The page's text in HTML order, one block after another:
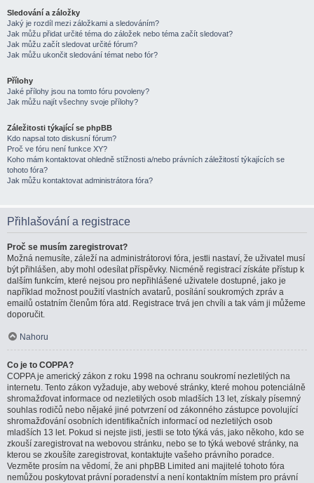
Sledování a záložky
Jaký je rozdíl mezi záložkami a sledováním?
Jak můžu přidat určité téma do záložek nebo téma začít sledovat?
Jak můžu začít sledovat určité fórum?
Jak můžu ukončit sledování témat nebo fór?
Přílohy
Jaké přílohy jsou na tomto fóru povoleny?
Jak můžu najít všechny svoje přílohy?
Záležitosti týkající se phpBB
Kdo napsal toto diskusní fórum?
Proč ve fóru není funkce XY?
Koho mám kontaktovat ohledně stížnosti a/nebo právních záležitostí týkajících se
tohoto fóra?
Jak můžu kontaktovat administrátora fóra?
Přihlašování a registrace
Proč se musím zaregistrovat?
Možná nemusíte, záleží na administrátorovi fóra, jestli nastaví, že uživatel musí
být přihlášen, aby mohl odesílat příspěvky. Nicméně registrací získáte přístup k
dalším funkcím, které nejsou pro nepřihlášené uživatele dostupné, jako je
například možnost použití vlastních avatarů, posílání soukromých zpráv a
emailů ostatním členům fóra atd. Registrace trvá jen chvíli a tak vám ji můžeme
doporučit.
Nahoru
Co je to COPPA?
COPPA je americký zákon z roku 1998 na ochranu soukromí nezletilých na
internetu. Tento zákon vyžaduje, aby webové stránky, které mohou potenciálně
shromažďovat informace od nezletilých osob mladších 13 let, získaly písemný
souhlas rodičů nebo nějaké jiné potvrzení od zákonného zástupce povolující
shromažďování osobních identifikačních informací od nezletilých osob
mladších 13 let. Pokud si nejste jisti, jestli se toto týká vás, jako někoho, kdo se
zkouší zaregistrovat na webovou stránku, nebo se to týká webové stránky, na
kterou se zkoušíte zaregistrovat, kontaktujte vašeho právního poradce.
Vezměte prosím na vědomí, že ani phpBB Limited ani majitelé tohoto fóra
nemůžou poskytovat právní poradenství a není kontaktním místem pro právní